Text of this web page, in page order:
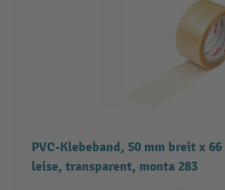
PVC-Klebeband, 50 mm breit x
leise, transparent, monta 283